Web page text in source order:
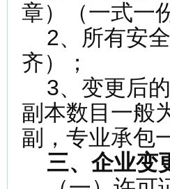
章）（一式一
2、所有安全
齐）；
3、变更后
副本数目一般
副，专业承包
三、企业变